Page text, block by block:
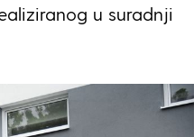
u suradnji